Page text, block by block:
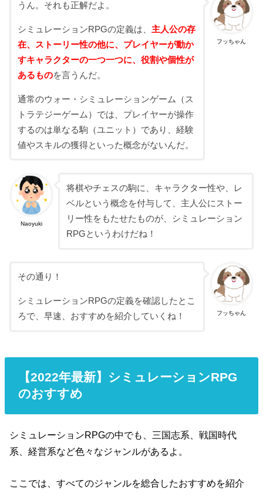
フッちゃん
うん。それも正解だよ。
シミュレーションRPGの定義は、 主人公の存
在、ストーリー性の他に、プレイヤーが動か
すキャラクターの一つ一つに、役割や個性が
あるものを言うんだ。
通常のウォー・シミュレーションゲーム（ス
トラテジーゲーム）では、プレイヤーが操作
するのは単なる駒（ユニット）であり、経験
値やスキルの獲得といった概念がないんだ。
Naoyuki
将棋やチェスの駒に、キャラクター性や、レ
ベルという概念を付与して、主人公にストー
リー性をもたせたものが、シミュレーション
RPGというわけだね！
フッちゃん
その通り！
シミュレーションRPGの定義を確認したとこ
ろで、早速、おすすめを紹介していくね！
【2022年最新】シミュレーションRPG
のおすすめ
シミュレーションRPGの中でも、三国志系、戦国時代
系、経営系など色々なジャンルがあるよ。
ここでは、すべてのジャンルを総合したおすすめを紹介